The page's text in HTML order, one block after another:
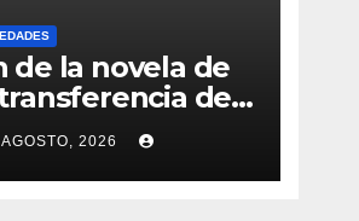
de la novela de
de
de la Cruz a
“La
no se
2026